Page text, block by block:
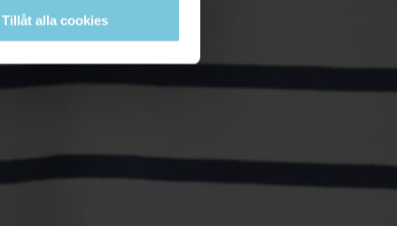
Tillåt alla cookies